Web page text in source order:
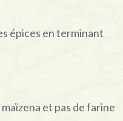
épices en terminant
et pas de farine